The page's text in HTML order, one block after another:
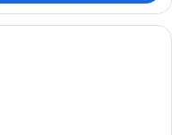
(Bala Vista) | Minibar, safe på